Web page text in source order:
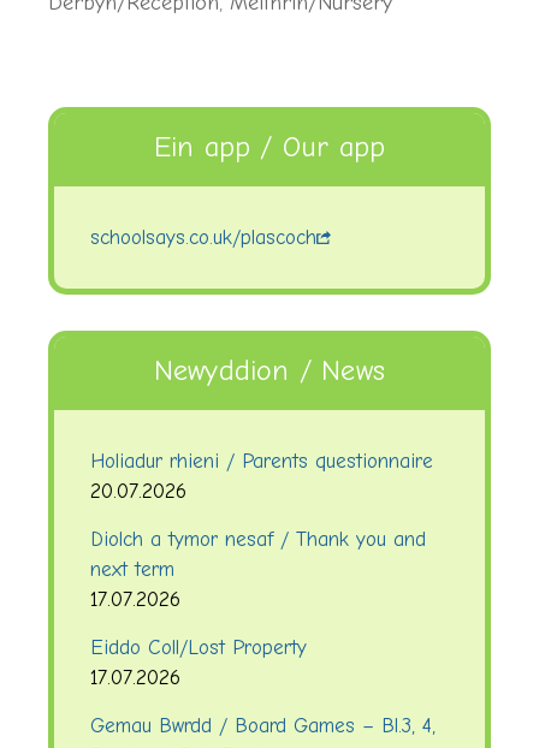
Ein app / Our app
schoolsays.co.uk/plascoch
Newyddion / News
Holiadur rhieni / Parents questionnaire
20.07.2026
Diolch a tymor nesaf / Thank you and
next term
17.07.2026
Eiddo Coll/Lost Property
17.07.2026
Gemau Bwrdd / Board Games – Bl.3, 4,